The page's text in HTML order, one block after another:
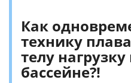
Как
технику
телу
бассейне?!